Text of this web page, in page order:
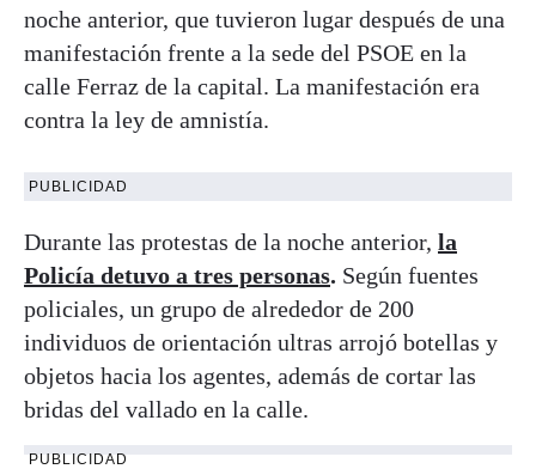
noche anterior, que tuvieron lugar después de una
manifestación frente a la sede del PSOE en la
calle Ferraz de la capital. La manifestación era
contra la ley de amnistía.
PUBLICIDAD
Durante las protestas de la noche anterior, la
Policía detuvo a tres personas. Según fuentes
policiales, un grupo de alrededor de 200
individuos de orientación ultras arrojó botellas y
objetos hacia los agentes, además de cortar las
bridas del vallado en la calle.
PUBLICIDAD